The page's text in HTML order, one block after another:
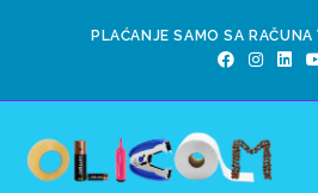
PLAĆANJE SAMO SA RAČUNA